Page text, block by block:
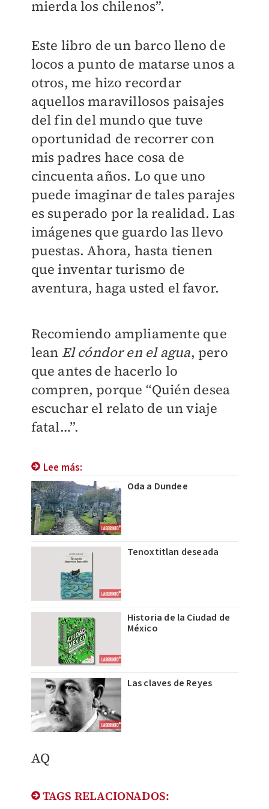
mierda los chilenos”.
Este libro de un barco lleno de
locos a punto de matarse unos a
otros, me hizo recordar
aquellos maravillosos paisajes
del fin del mundo que tuve
oportunidad de recorrer con
mis padres hace cosa de
cincuenta años. Lo que uno
puede imaginar de tales parajes
es superado por la realidad. Las
imágenes que guardo las llevo
puestas. Ahora, hasta tienen
que inventar turismo de
aventura, haga usted el favor.
Recomiendo ampliamente que
lean El cóndor en el agua, pero
que antes de hacerlo lo
compren, porque “Quién desea
escuchar el relato de un viaje
fatal…”.
Lee más:
Oda a Dundee
Tenoxtitlan deseada
Historia de la Ciudad de
México
Las claves de Reyes
AQ
TAGS RELACIONADOS: